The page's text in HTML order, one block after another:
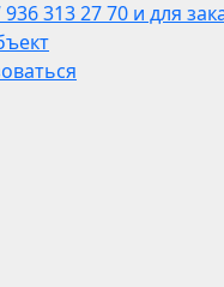
313 27 70 и для